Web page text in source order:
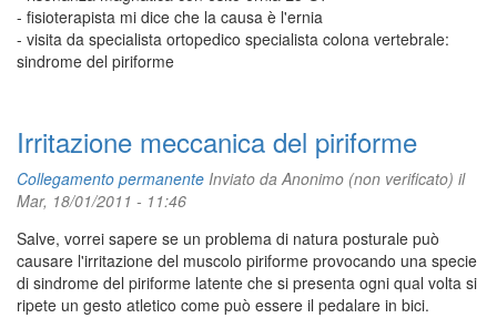
- fisioterapista mi dice che la causa è l'ernia
- visita da specialista ortopedico specialista colona vertebrale:
sindrome del piriforme
Irritazione meccanica del piriforme
Collegamento permanente Inviato daAnonimo (non verificato) il
Mar, 18/01/2011 - 11:46
Salve, vorrei sapere se un problema di natura posturale può
causare l'irritazione del muscolo piriforme provocando una specie
di sindrome del piriforme latente che si presenta ogni qual volta si
ripete un gesto atletico come può essere il pedalare in bici.